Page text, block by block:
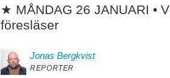
★ MÅNDAG 26 JANUARI •
föresläser
Jonas Bergkvist
REPORTER